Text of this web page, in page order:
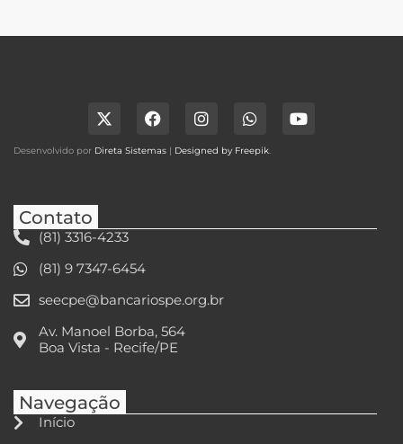
Desenvolvido por Direta Sistemas | Designed by Freepik.
Contato
(81) 3316-4233
(81) 9 7347-6454
seecpe@bancariospe.org.br
Av. Manoel Borba, 564
Boa Vista - Recife/PE
Navegação
Início